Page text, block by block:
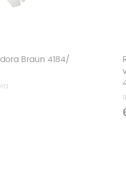
Braun 4184/